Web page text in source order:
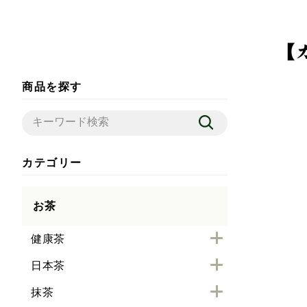
商品を探す
カテゴリー
お茶
健康茶
日本茶
抹茶